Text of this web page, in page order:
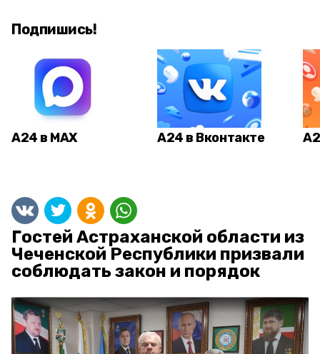
Подпишись!
А24 в MAX А24 в Вконтакте
Гостей Астраханской области из
Чеченской Республики призвали
соблюдать закон и порядок